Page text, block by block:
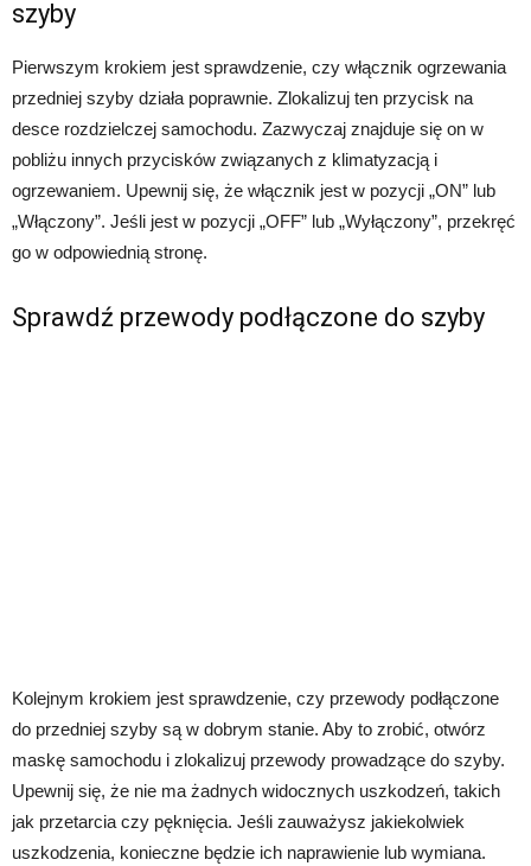
szyby
Pierwszym krokiem jest sprawdzenie, czy włącznik ogrzewania
przedniej szyby działa poprawnie. Zlokalizuj ten przycisk na
desce rozdzielczej samochodu. Zazwyczaj znajduje się on w
pobliżu innych przycisków związanych z klimatyzacją i
ogrzewaniem. Upewnij się, że włącznik jest w pozycji „ON” lub
„Włączony”. Jeśli jest w pozycji „OFF” lub „Wyłączony”, przekręć
go w odpowiednią stronę.
Sprawdź przewody podłączone do szyby
Kolejnym krokiem jest sprawdzenie, czy przewody podłączone
do przedniej szyby są w dobrym stanie. Aby to zrobić, otwórz
maskę samochodu i zlokalizuj przewody prowadzące do szyby.
Upewnij się, że nie ma żadnych widocznych uszkodzeń, takich
jak przetarcia czy pęknięcia. Jeśli zauważysz jakiekolwiek
uszkodzenia, konieczne będzie ich naprawienie lub wymiana.